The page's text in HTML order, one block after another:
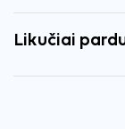
Likučiai